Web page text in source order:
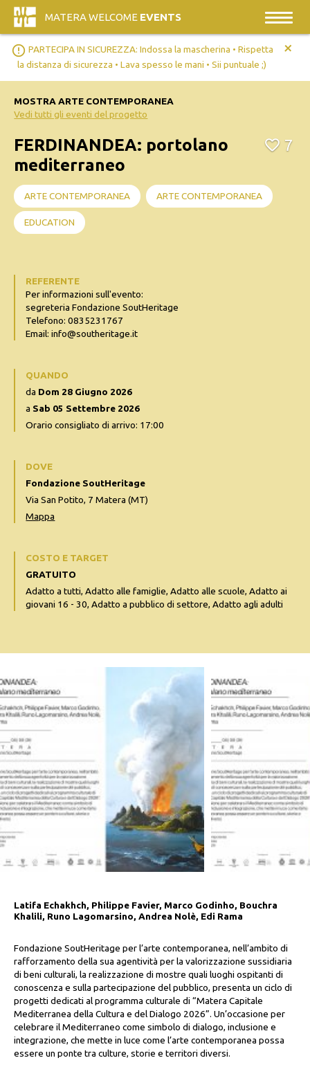
MATERA WELCOME EVENTS
error_outline PARTECIPA IN SICUREZZA: Indossa la mascherina • Rispetta
la distanza di sicurezza • Lava spesso le mani • Sii puntuale ;)
+
Latifa Echakhch, Philippe Favier, Marco Godinho, Bouchra
Khalili, Runo Lagomarsino, Andrea Nolè, Edi Rama
Fondazione SoutHeritage per l’arte contemporanea, nell’ambito di
rafforzamento della sua agentività per la valorizzazione sussidiaria
di beni culturali, la realizzazione di mostre quali luoghi ospitanti di
conoscenza e sulla partecipazione del pubblico, presenta un ciclo di
progetti dedicati al programma culturale di “Matera Capitale
Mediterranea della Cultura e del Dialogo 2026”. Un’occasione per
celebrare il Mediterraneo come simbolo di dialogo, inclusione e
integrazione, che mette in luce come l’arte contemporanea possa
essere un ponte tra culture, storie e territori diversi.
MOSTRA ARTE CONTEMPORANEA
Vedi tutti gli eventi del progetto
FERDINANDEA: portolano
mediterraneo
7
ARTE CONTEMPORANEA ARTE CONTEMPORANEA
EDUCATION
REFERENTE
Per informazioni sull'evento:
segreteria Fondazione SoutHeritage
Telefono: 0835231767
Email: info@southeritage.it
QUANDO
da Dom 28 Giugno 2026
a Sab 05 Settembre 2026
Orario consigliato di arrivo: 17:00
DOVE
Fondazione SoutHeritage
Via San Potito, 7 Matera (MT)
Mappa
COSTO E TARGET
GRATUITO
Adatto a tutti, Adatto alle famiglie, Adatto alle scuole, Adatto ai
giovani 16 - 30, Adatto a pubblico di settore, Adatto agli adulti